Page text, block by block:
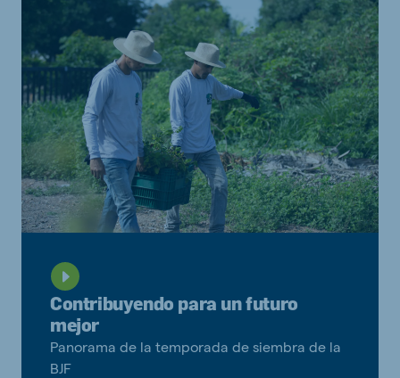
Contribuyendo para un futuro
mejor
Panorama de la temporada de siembra de la
BJF